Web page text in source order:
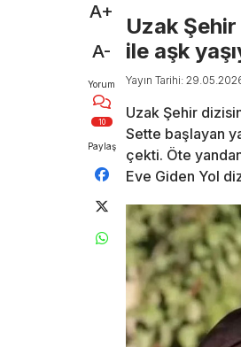
A+
A-
Yorum
10
Paylaş
Uzak
ile aşk
Yayın Tarihi:
Uzak Şehir
Sette başlayan
çekti. Öte
Eve Giden Yol